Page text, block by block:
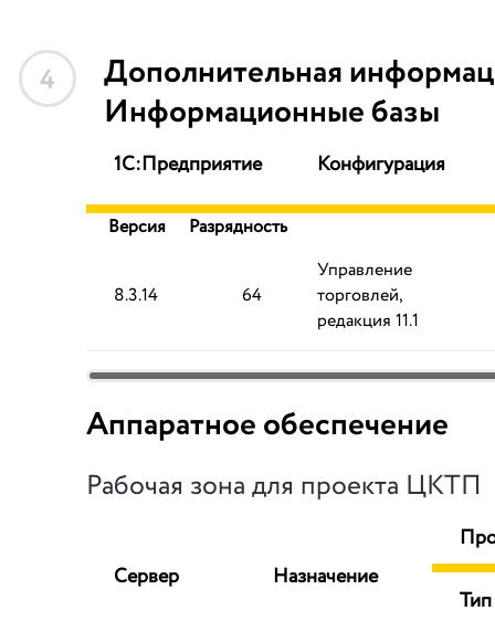
4
Дополнительная
Информационные базы
1С:Предприятие Конфигурация
Версия Разрядность
8.3.14 64
Управление
торговлей,
редакция 11.1
Аппаратное обеспечение
Рабочая зона для проекта ЦКТП
Сервер Назначение
Тип